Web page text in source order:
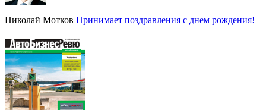
Николай Мотков Принимает поздравления с днем рождения!